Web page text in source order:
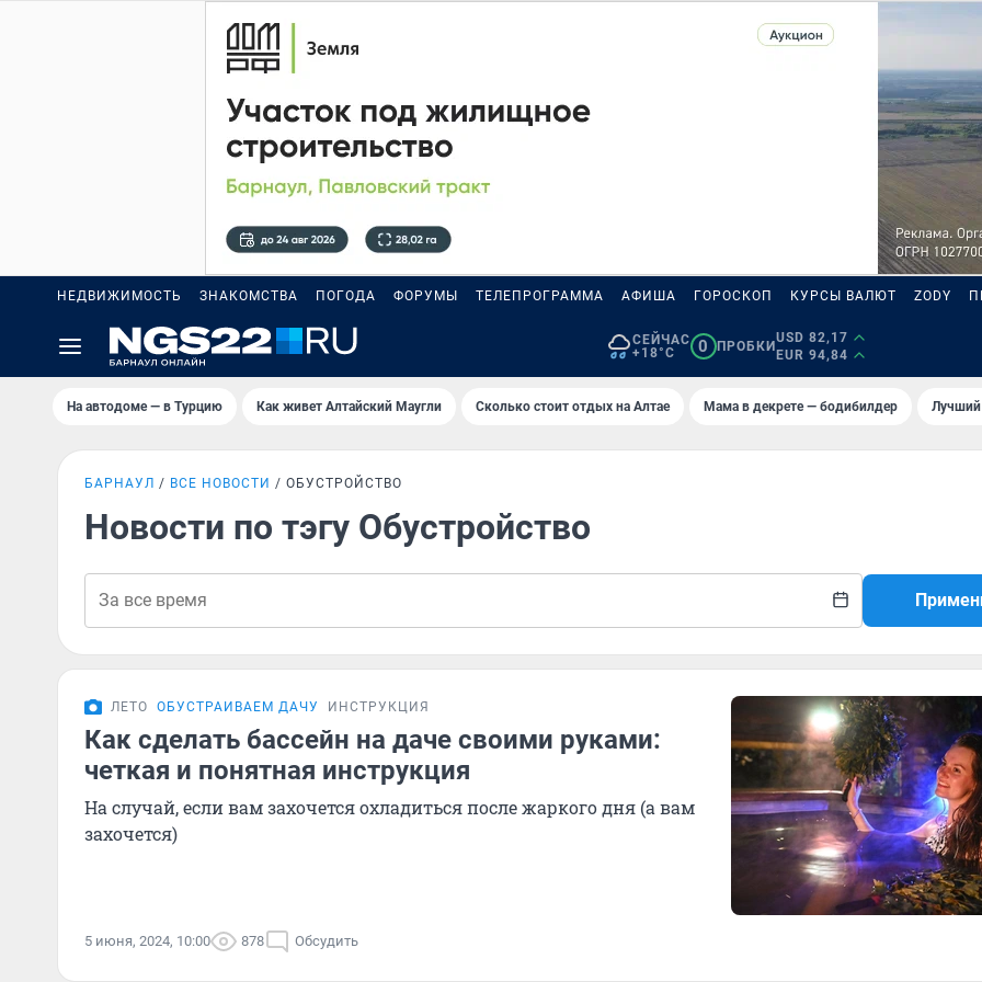
НЕДВИЖИМОСТЬ ЗНАКОМСТВА ПОГОДА ФОРУМЫ ТЕЛЕПРОГРАММА АФИША ГОРОСКОП КУРСЫ ВАЛЮТ ZODY
СЕЙЧАС
+18°C
0 ПРОБКИ
USD 82,17
EUR 94,84
На автодоме — в Турцию Как живет Алтайский Маугли Сколько стоит отдых на Алтае Мама в декрете — бодибилдер
БАРНАУЛ ВСЕ НОВОСТИ ОБУСТРОЙСТВО
Новости по тэгу Обустройство
ЛЕТО ОБУСТРАИВАЕМ ДАЧУ ИНСТРУКЦИЯ
Как сделать бассейн на даче своими руками:
четкая и понятная инструкция
На случай, если вам захочется охладиться после жаркого дня (а вам
захочется)
5 июня, 2024, 10:00 878 Обсудить